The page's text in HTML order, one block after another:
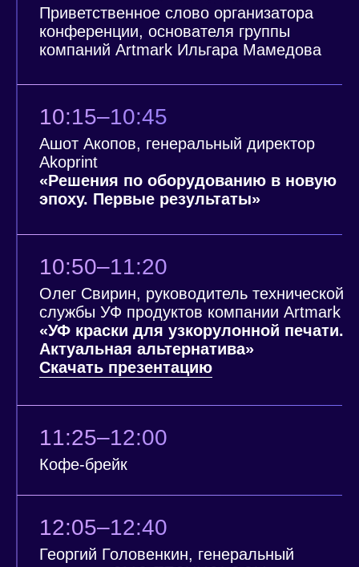
ПОСМОТРИТЕ,
КАК ЭТО БЫЛО
В ПРОШЛОМ
ГОДУ
Смотреть все фото
РЕГИСТРАЦИЯ
НА КОНФЕРЕНЦИЮ